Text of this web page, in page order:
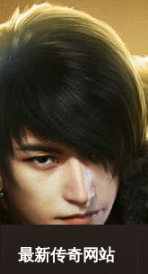
最新传奇网站